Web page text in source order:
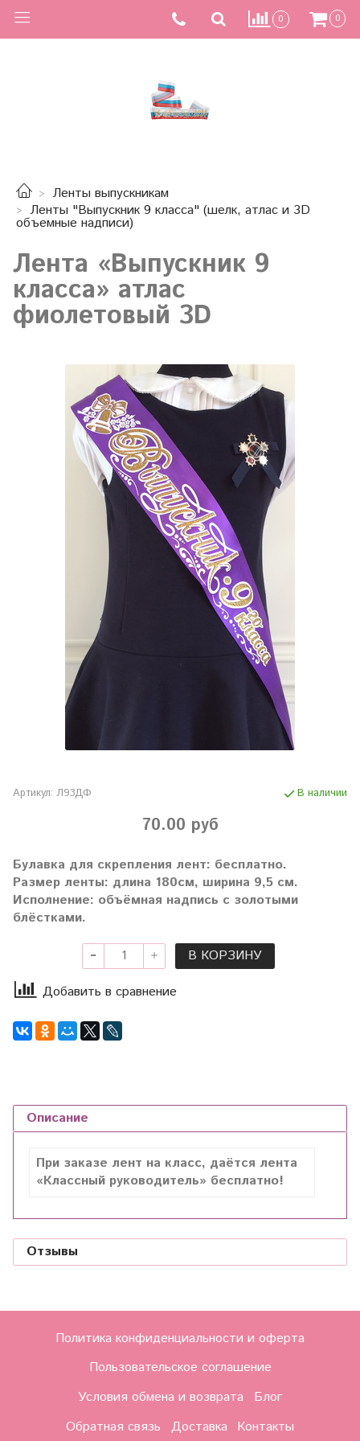
0 0
Ленты выпускникам
Ленты "Выпускник 9 класса" (шелк, атлас и 3D
объемные надписи)
Лента «Выпускник 9
класса» атлас
фиолетовый 3D
Артикул: Л93ДФ В наличии
70.00 руб
Булавка для скрепления лент: бесплатно.
Размер ленты: длина 180см, ширина 9,5 см.
Исполнение: объёмная надпись с золотыми
блёстками.
В КОРЗИНУ
Добавить в сравнение
Описание
При заказе лент на класс, даётся лента
«Классный руководитель» бесплатно!
Отзывы
Политика конфиденциальности и оферта
Пользовательское соглашение
Условия обмена и возврата
Блог
Обратная связь
Доставка Контакты